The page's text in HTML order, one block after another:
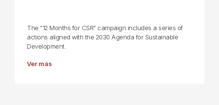
The "12 Months for CSR" campaign includes a series of
actions aligned with the 2030 Agenda for Sustainable
Development.
Ver más